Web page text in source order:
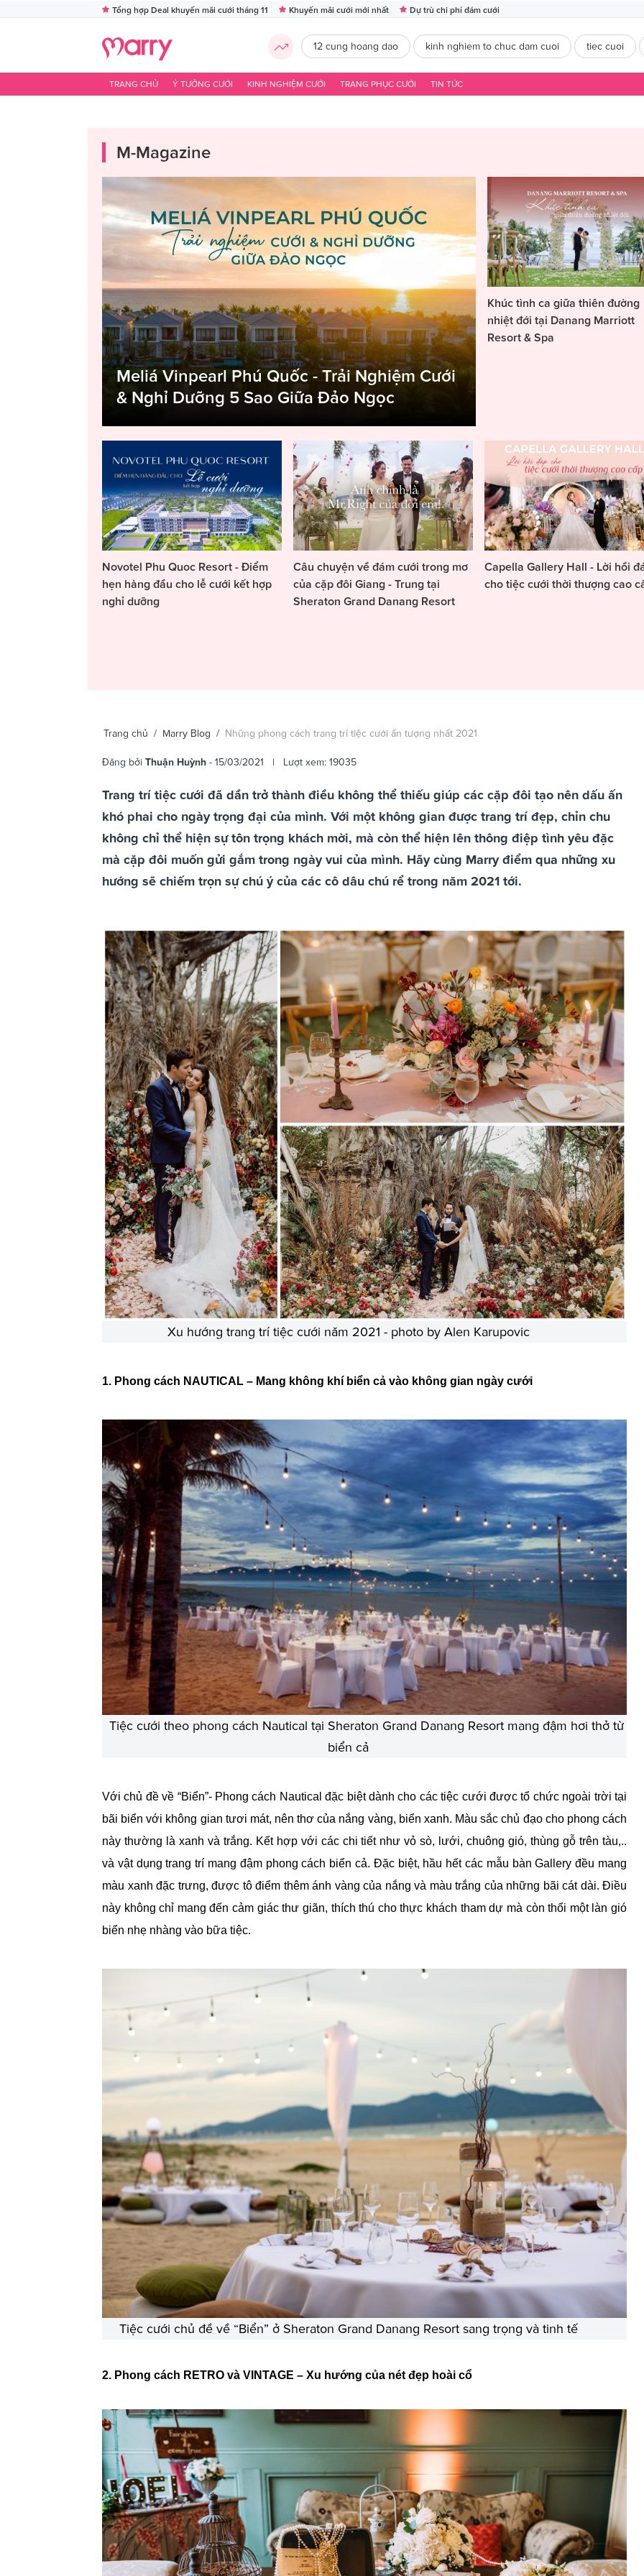
Tổng hợp Deal khuyến mãi cưới tháng 11 Khuyến mãi cưới mới nhất Dự trù chi phí đám cưới
12 cung hoang dao kinh nghiem to chuc dam cuoi tiec cuoi
TRANG CHỦ Ý TƯỞNG CƯỚI KINH NGHIỆM CƯỚI TRANG PHỤC CƯỚI TIN TỨC
M-Magazine
Meliá Vinpearl Phú Quốc - Trải Nghiệm Cưới
& Nghỉ Dưỡng 5 Sao Giữa Đảo Ngọc
Khúc tình ca giữa thiên đường
nhiệt đới tại Danang Marriott
Resort & Spa
Novotel Phu Quoc Resort - Điểm
hẹn hàng đầu cho lễ cưới kết hợp
nghỉ dưỡng
Câu chuyện về đám cưới trong mơ
của cặp đôi Giang - Trung tại
Sheraton Grand Danang Resort
Capella Gallery Hall - Lời hồi
cho tiệc cưới thời thượng cao
Trang chủ / Marry Blog / Những phong cách trang trí tiệc cưới ấn tượng nhất 2021
Đăng bởi Thuận Huỳnh - 15/03/2021 | Lượt xem: 19035
Trang trí tiệc cưới đã dần trở thành điều không thể thiếu giúp các cặp đôi tạo nên dấu ấn
khó phai cho ngày trọng đại của mình. Với một không gian được trang trí đẹp, chỉn chu
không chỉ thể hiện sự tôn trọng khách mời, mà còn thể hiện lên thông điệp tình yêu đặc
mà cặp đôi muốn gửi gắm trong ngày vui của mình. Hãy cùng Marry điểm qua những xu
hướng sẽ chiếm trọn sự chú ý của các cô dâu chú rể trong năm 2021 tới.
Xu hướng trang trí tiệc cưới năm 2021 - photo by Alen Karupovic
1. Phong cách NAUTICAL – Mang không khí biển cả vào không gian ngày cưới
Tiệc cưới theo phong cách Nautical tại Sheraton Grand Danang Resort mang đậm hơi thở từ
biển cả
Với chủ đề về “Biển”- Phong cách Nautical đặc biệt dành cho các tiệc cưới được tổ chức ngoài trời tại
bãi biển với không gian tươi mát, nên thơ của nắng vàng, biển xanh. Màu sắc chủ đạo cho phong cách
này thường là xanh và trắng. Kết hợp với các chi tiết như vỏ sò, lưới, chuông gió, thùng gỗ trên tàu,..
và vật dụng trang trí mang đậm phong cách biển cả. Đặc biệt, hầu hết các mẫu bàn Gallery đều mang
màu xanh đặc trưng, được tô điểm thêm ánh vàng của nắng và màu trắng của những bãi cát dài. Điều
này không chỉ mang đến cảm giác thư giãn, thích thú cho thực khách tham dự mà còn thổi một làn gió
biển nhẹ nhàng vào bữa tiệc.
Tiệc cưới chủ đề về “Biển” ở Sheraton Grand Danang Resort sang trọng và tinh tế
2. Phong cách RETRO và VINTAGE – Xu hướng của nét đẹp hoài cổ